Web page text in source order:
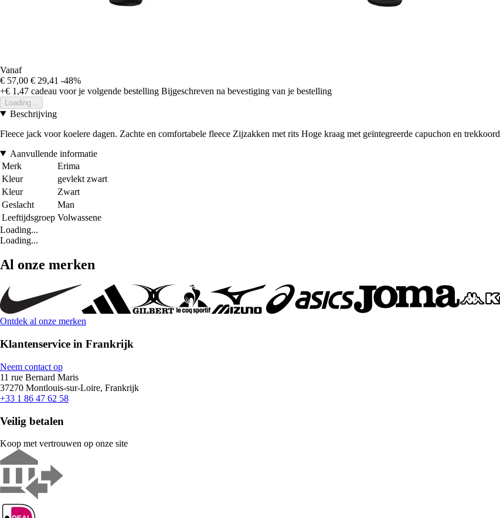
Vanaf
€ 57,00 € 29,41 -48%
+€ 1,47 cadeau voor je volgende bestelling Bijgeschreven na bevestiging van je bestelling
Loading...
Beschrijving
Fleece jack voor koelere dagen. Zachte en comfortabele fleece Zijzakken met rits Hoge kraag met geïntegreerde capuchon en trekkoord
Aanvullende informatie
Merk
Erima
Kleur
gevlekt zwart
Kleur
Zwart
Geslacht
Man
Leeftijdsgroep Volwassene
Loading...
Loading...
Al onze merken
Ontdek al onze merken
Klantenservice in Frankrijk
Neem contact op
11 rue Bernard Maris
37270 Montlouis-sur-Loire, Frankrijk
+33 1 86 47 62 58
Veilig betalen
Koop met vertrouwen op onze site